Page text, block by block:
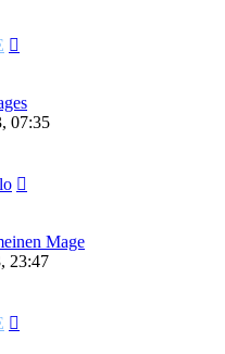
07:35
Mage
23:47